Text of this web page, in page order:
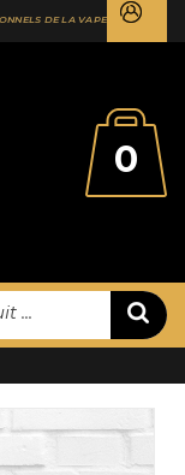
DE LA VAPE
...
0